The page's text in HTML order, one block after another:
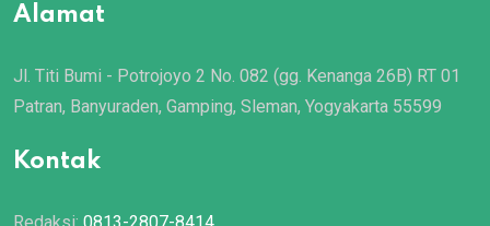
Alamat
Jl. Titi Bumi - Potrojoyo 2 No. 082 (gg. Kenanga 26B) RT 01
Patran, Banyuraden, Gamping, Sleman, Yogyakarta 55599
Kontak